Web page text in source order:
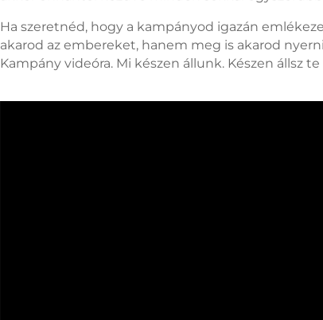
Ha szeretnéd, hogy a kampányod igazán
akarod az embereket, hanem meg is akarod
Kampány videóra. Mi készen állunk. Készen állsz te